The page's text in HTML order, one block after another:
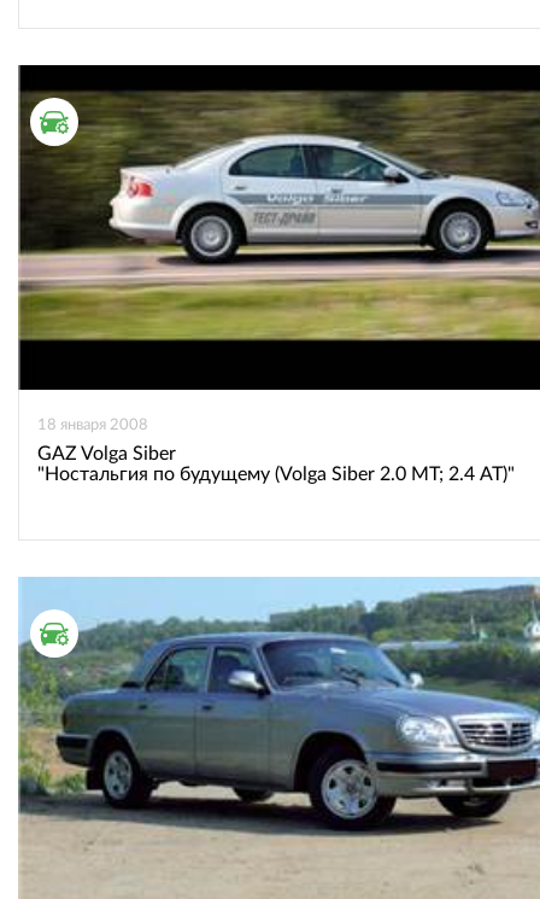
ТЕСТ ДРАЙВ
18 января 2008
GAZ Volga Siber
"Ностальгия по будущему (Volga Siber 2.0 МТ; 2.4 АТ)"
ТЕСТ ДРАЙВ